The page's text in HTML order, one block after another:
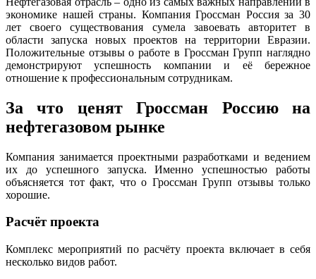
экономике нашей страны. Компания Гроссман Россия за 30
лет своего существования сумела завоевать авторитет в
области запуска новых проектов на территории Евразии.
Положительные отзывы о работе в Гроссман Групп наглядно
демонстрируют успешность компании и её бережное
отношение к профессиональным сотрудникам.
За что ценят Гроссман Россию на
нефтегазовом рынке
Компания занимается проектными разработками и ведением
их до успешного запуска. Именно успешностью работы
объясняется тот факт, что о Гроссман Групп отзывы только
хорошие.
Расчёт проекта
Комплекс мероприятий по расчёту проекта включает в себя
несколько видов работ.